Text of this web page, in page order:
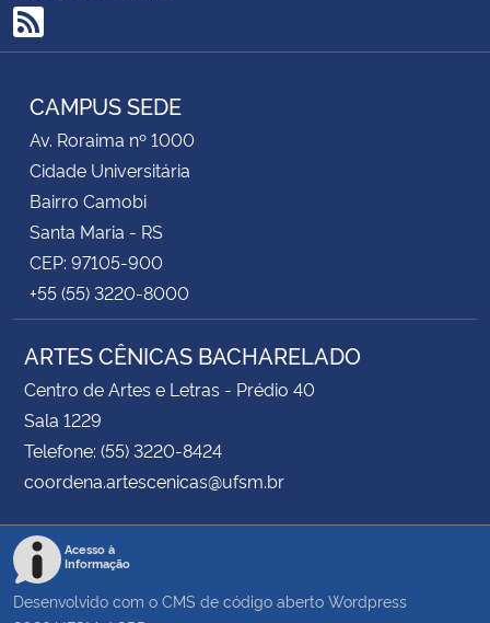
RSS
CAMPUS SEDE
Av. Roraima nº 1000
Cidade Universitária
Bairro Camobi
Santa Maria - RS
CEP: 97105-900
+55 (55) 3220-8000
ARTES CÊNICAS BACHARELADO
Centro de Artes e Letras - Prédio 40
Sala 1229
Telefone: (55) 3220-8424
coordena.artescenicas@ufsm.br
Acesso à
Informação
Desenvolvido com o CMS de código aberto Wordpress